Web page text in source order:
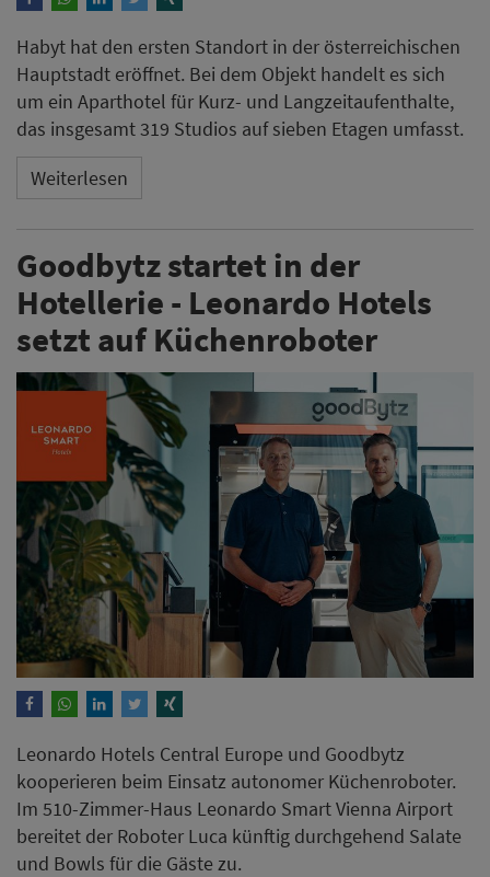
Habyt hat den ersten Standort in der österreichischen
Hauptstadt eröffnet. Bei dem Objekt handelt es sich
um ein Aparthotel für Kurz- und Langzeitaufenthalte,
das insgesamt 319 Studios auf sieben Etagen umfasst.
Weiterlesen
Goodbytz startet in der
Hotellerie - Leonardo Hotels
setzt auf Küchenroboter
Leonardo Hotels Central Europe und Goodbytz
kooperieren beim Einsatz autonomer Küchenroboter.
Im 510-Zimmer-Haus Leonardo Smart Vienna Airport
bereitet der Roboter Luca künftig durchgehend Salate
und Bowls für die Gäste zu.